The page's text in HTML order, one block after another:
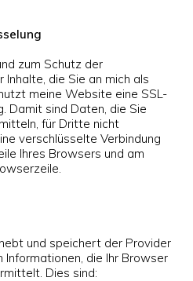
zum Schutz der
die Sie an mich als
meine Website eine SSL-
Damit sind Daten, die Sie
für Dritte nicht
verschlüsselte Verbindung
Ihres Browsers und am
und speichert der Provider
die Ihr Browser
Dies sind: